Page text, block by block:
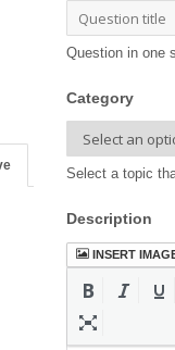
Question in one
Category
Select a topic
Description
INSERT